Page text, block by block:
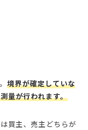
境界が確定していな
量が行われます。
買主、売主どちらが